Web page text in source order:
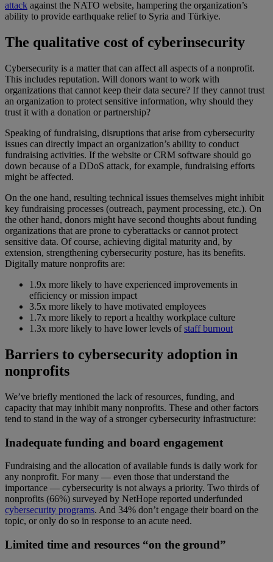
attack against the NATO website, hampering the organization’s
ability to provide earthquake relief to Syria and Türkiye.
The qualitative cost of cyberinsecurity
Cybersecurity is a matter that can affect all aspects of a nonprofit.
This includes reputation. Will donors want to work with
organizations that cannot keep their data secure? If they cannot trust
an organization to protect sensitive information, why should they
trust it with a donation or partnership?
Speaking of fundraising, disruptions that arise from cybersecurity
issues can directly impact an organization’s ability to conduct
fundraising activities. If the website or CRM software should go
down because of a DDoS attack, for example, fundraising efforts
might be affected.
On the one hand, resulting technical issues themselves might inhibit
key fundraising processes (outreach, payment processing, etc.). On
the other hand, donors might have second thoughts about funding
organizations that are prone to cyberattacks or cannot protect
sensitive data. Of course, achieving digital maturity and, by
extension, strengthening cybersecurity posture, has its benefits.
Digitally mature nonprofits are:
1.9x more likely to have experienced improvements in
efficiency or mission impact
3.5x more likely to have motivated employees
1.7x more likely to report a healthy workplace culture
1.3x more likely to have lower levels ofstaff burnout
Barriers to cybersecurity adoption in
nonprofits
We’ve briefly mentioned the lack of resources, funding, and
capacity that may inhibit many nonprofits. These and other factors
tend to stand in the way of a stronger cybersecurity infrastructure:
Inadequate funding and board engagement
Fundraising and the allocation of available funds is daily work for
any nonprofit. For many — even those that understand the
importance — cybersecurity is not always a priority. Two thirds of
nonprofits (66%) surveyed by NetHope reported underfunded
cybersecurity programs. And 34% don’t engage their board on the
topic, or only do so in response to an acute need.
Limited time and resources “on the ground”